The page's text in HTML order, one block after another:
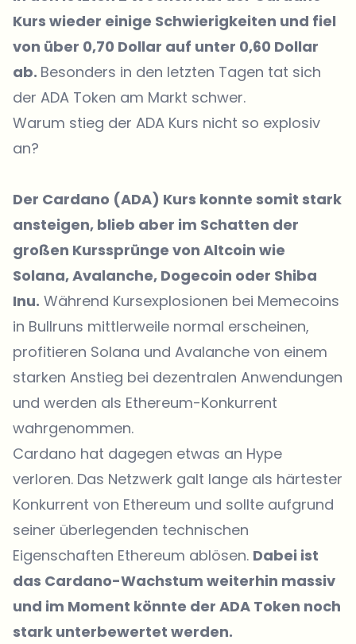
Kurs wieder einige Schwierigkeiten und fiel
von über 0,70 Dollar auf unter 0,60 Dollar
ab. Besonders in den letzten Tagen tat sich
der ADA Token am Markt schwer.
Warum stieg der ADA Kurs nicht so explosiv
an?
Der Cardano (ADA) Kurs konnte somit stark
ansteigen, blieb aber im Schatten der
großen Kurssprünge von Altcoin wie
Solana, Avalanche, Dogecoin oder Shiba
Inu. Während Kursexplosionen bei Memecoins
in Bullruns mittlerweile normal erscheinen,
profitieren Solana und Avalanche von einem
starken Anstieg bei dezentralen Anwendungen
und werden als Ethereum-Konkurrent
wahrgenommen.
Cardano hat dagegen etwas an Hype
verloren. Das Netzwerk galt lange als härtester
Konkurrent von Ethereum und sollte aufgrund
seiner überlegenden technischen
Eigenschaften Ethereum ablösen. Dabei ist
das Cardano-Wachstum weiterhin massiv
und im Moment könnte der ADA Token noch
stark unterbewertet werden.